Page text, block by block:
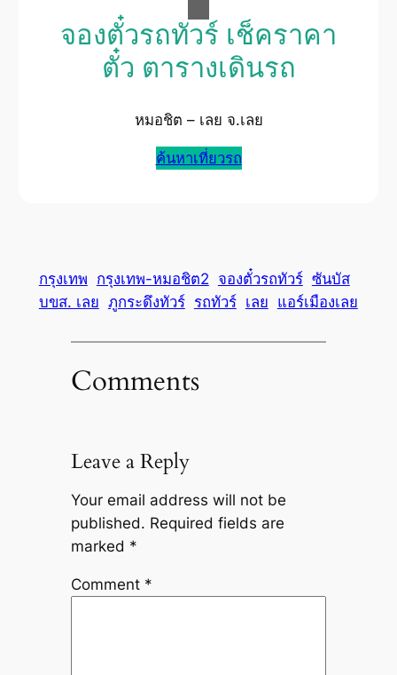
จองตั๋วรถทัวร์ เช็คราคา
ตั๋ว ตารางเดินรถ
หมอชิต – เลย จ.เลย
ค้นหาเที่ยวรถ
กรุงเทพ กรุงเทพ-หมอชิต2 จองตั๋วรถทัวร์ ซันบัส
บขส. เลย ภูกระดึงทัวร์ รถทัวร์ เลย แอร์เมืองเลย
Comments
Leave a Reply
Your email address will not be
published. Required fields are
marked *
Comment *